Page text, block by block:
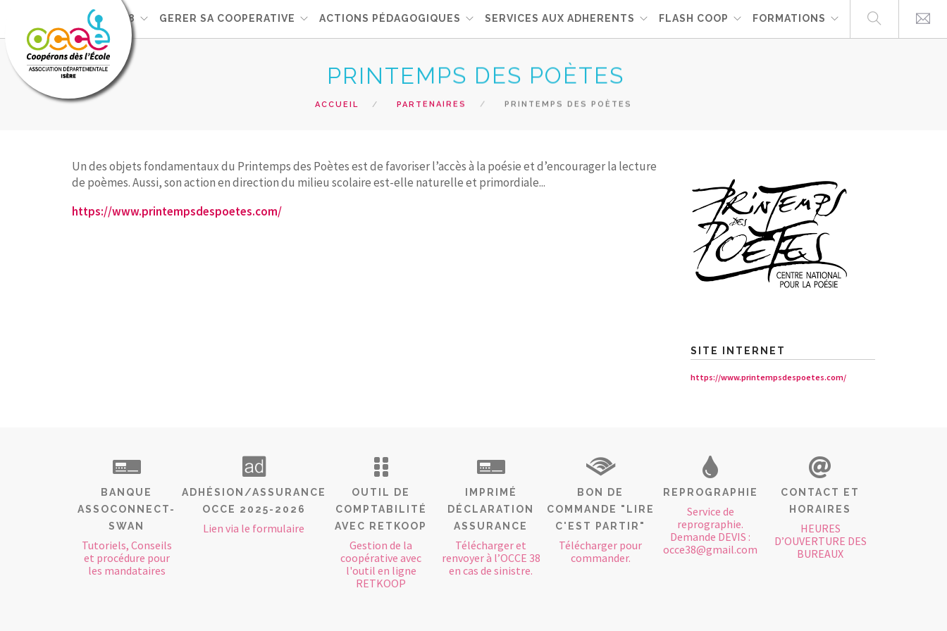
L'OCCE 38 GERER SA COOPERATIVE ACTIONS PÉDAGOGIQUES SERVICES AUX ADHERENTS FLASH COOP FORMATIONS
PRINTEMPS DES POÈTES
ACCUEIL PARTENAIRES PRINTEMPS DES POÈTES
Un des objets fondamentaux du Printemps des Poètes est de favoriser l’accès à la poésie et d’encourager la lecture
de poèmes. Aussi, son action en direction du milieu scolaire est-elle naturelle et primordiale...
https://www.printempsdespoetes.com/
SITE INTERNET
https://www.printempsdespoetes.com/
BANQUE
ASSOCONNECT-
SWAN
Tutoriels, Conseils
et procédure pour
les mandataires
ADHÉSION/ASSURANCE
OCCE 2025-2026
Lien via le formulaire
OUTIL DE
COMPTABILITÉ
AVEC RETKOOP
Gestion de la
coopérative avec
l'outil en ligne
RETKOOP
IMPRIMÉ
DÉCLARATION
ASSURANCE
Télécharger et
renvoyer à l’OCCE 38
en cas de sinistre.
BON DE
COMMANDE "LIRE
C'EST PARTIR"
Télécharger pour
commander.
REPROGRAPHIE
Service de
reprographie.
Demande DEVIS :
occe38@gmail.com
CONTACT ET
HORAIRES
HEURES
D’OUVERTURE DES
BUREAUX